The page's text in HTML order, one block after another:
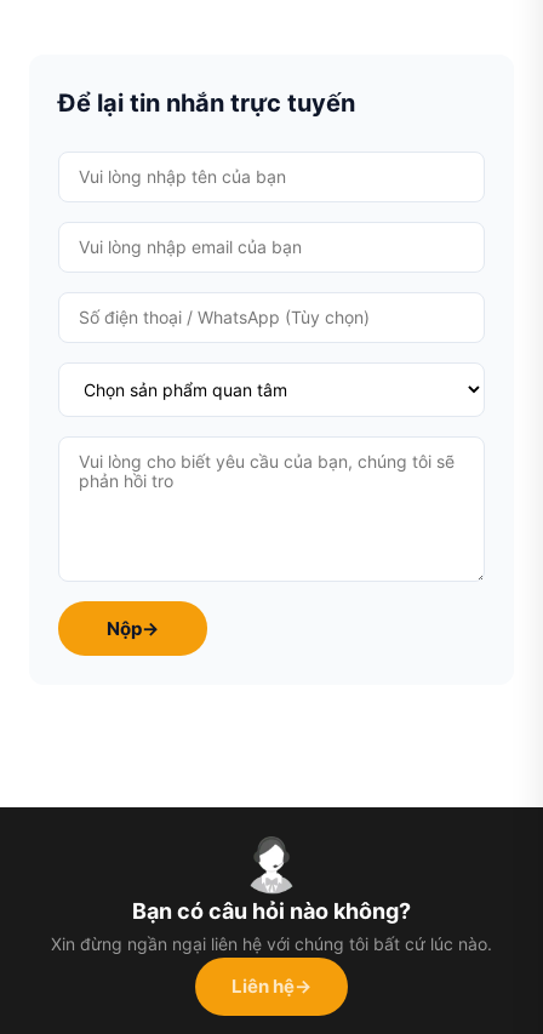
Để lại tin nhắn trực tuyến
Nộp→
Bạn có câu hỏi nào không?
Xin đừng ngần ngại liên hệ với chúng tôi bất cứ lúc nào.
Liên hệ→